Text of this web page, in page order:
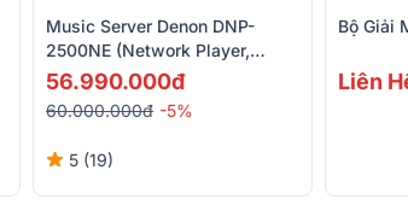
Music Server Denon DNP-
2500NE (Network Player,
Bluetooth, Wifi, Airplay)
56.990.000đ
60.000.000đ -5%
5 (19)
Bộ Giải
Liên